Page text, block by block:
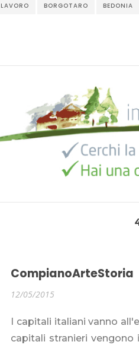
LAVORO BORGOTARO BEDONIA
CompianoArteStoria
12/05/2015
I capitali italiani vanno
capitali stranieri